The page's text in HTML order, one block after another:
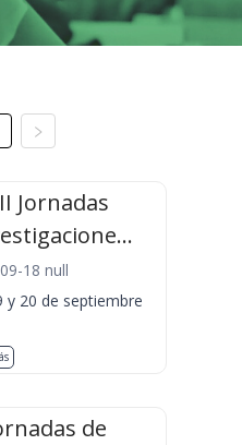
Jornadas
18 null
y 20 de septiembre
de